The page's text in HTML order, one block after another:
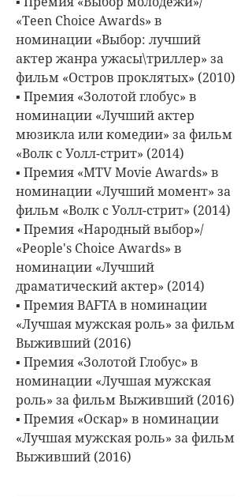
«Teen Choice Awards» в
номинации «Выбор: лучший
актер жанра ужасы\триллер» за
фильм «Остров проклятых» (2010)
▪ Премия «Золотой глобус» в
номинации «Лучший актер
мюзикла или комедии» за фильм
«Волк с Уолл-стрит» (2014)
▪ Премия «MTV Movie Awards» в
номинации «Лучший момент» за
фильм «Волк с Уолл-стрит» (2014)
▪ Премия «Народный выбор»/
«People's Choice Awards» в
номинации «Лучший
драматический актер» (2014)
▪ Премия BAFTA в номинации
«Лучшая мужская роль» за фильм
Выживший (2016)
▪ Премия «Золотой Глобус» в
номинации «Лучшая мужская
роль» за фильм Выживший (2016)
▪ Премия «Оскар» в номинации
«Лучшая мужская роль» за фильм
Выживший (2016)